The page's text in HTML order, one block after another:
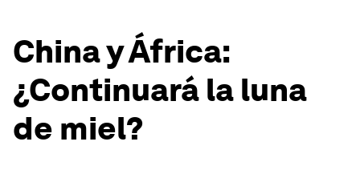
China y África:
¿Continuará la luna
de miel?